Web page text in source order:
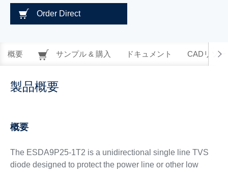
Order Direct
概要 サンプル & 購入 ドキュメント CADリソー
製品概要
概要
The ESDA9P25-1T2 is a unidirectional single line TVS
diode designed to protect the power line or other low